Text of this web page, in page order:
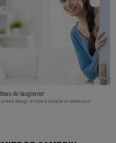
de Vaugrenier
prises design, simple à installer et idéale pour